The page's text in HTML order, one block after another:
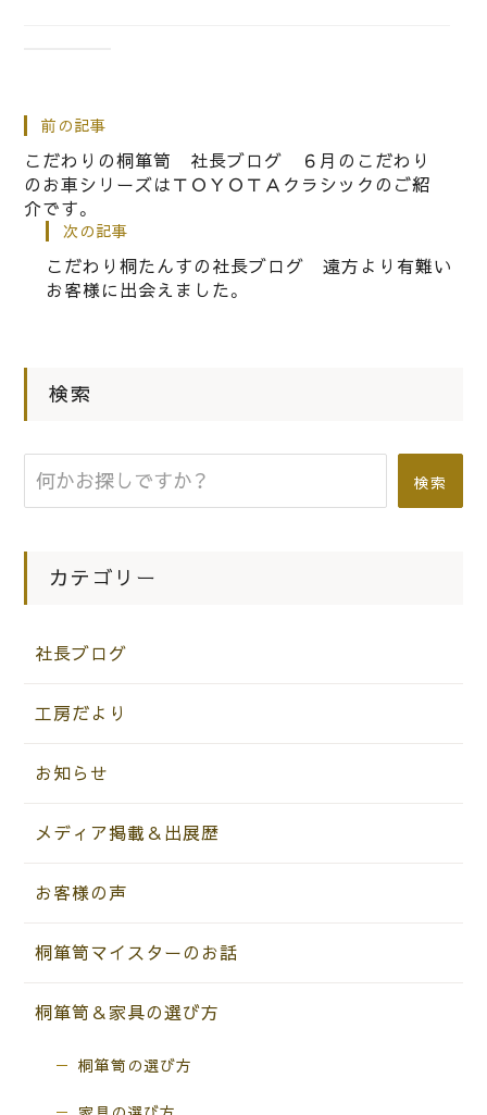
様子をご紹介いたします。
前の記事
こだわりの桐箪笥 社長ブログ ６月のこだわり
のお車シリーズはＴＯＹＯＴＡクラシックのご紹
介です。
次の記事
こだわり桐たんすの社長ブログ 遠方より有難い
お客様に出会えました。
検索
検索
カテゴリー
社長ブログ
工房だより
お知らせ
メディア掲載＆出展歴
お客様の声
桐箪笥マイスターのお話
桐箪笥＆家具の選び方
桐箪笥の選び方